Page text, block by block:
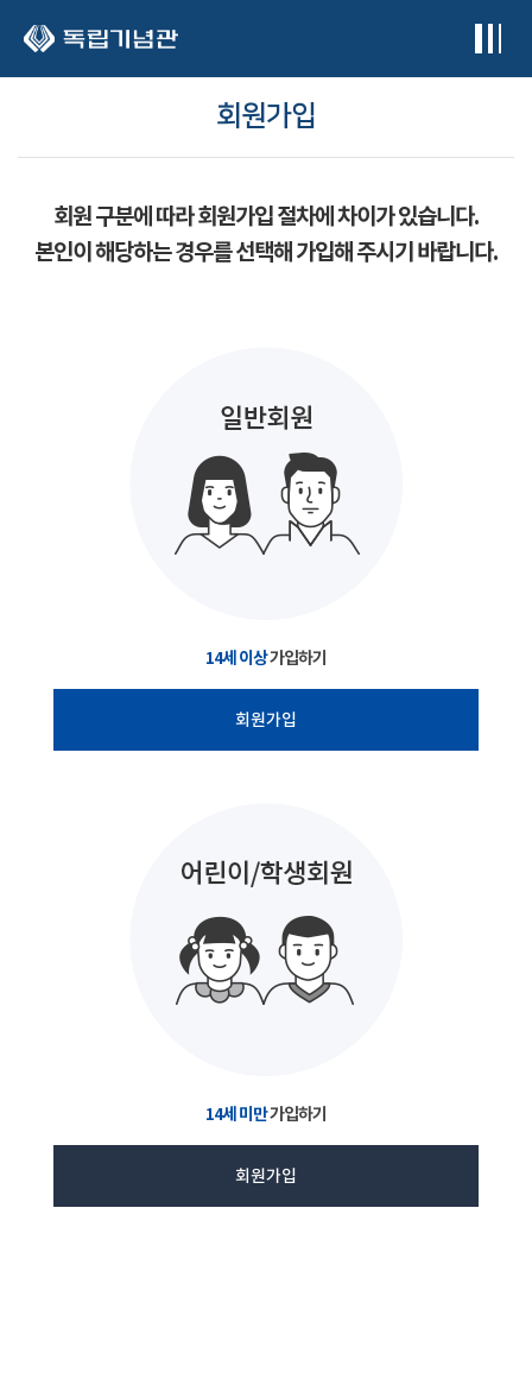
회원가입
회원 구분에 따라 회원가입 절차에 차이가 있습니다.
본인이 해당하는 경우를 선택해 가입해 주시기 바랍니다.
14세 이상가입하기
회원가입
14세 미만가입하기
회원가입